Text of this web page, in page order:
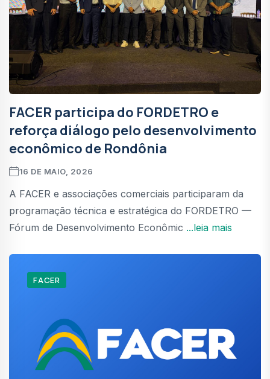
FACER participa do FORDETRO e
reforça diálogo pelo desenvolvimento
econômico de Rondônia
16 DE MAIO, 2026
A FACER e associações comerciais participaram da
programação técnica e estratégica do FORDETRO —
Fórum de Desenvolvimento Econômic ...leia mais
FACER